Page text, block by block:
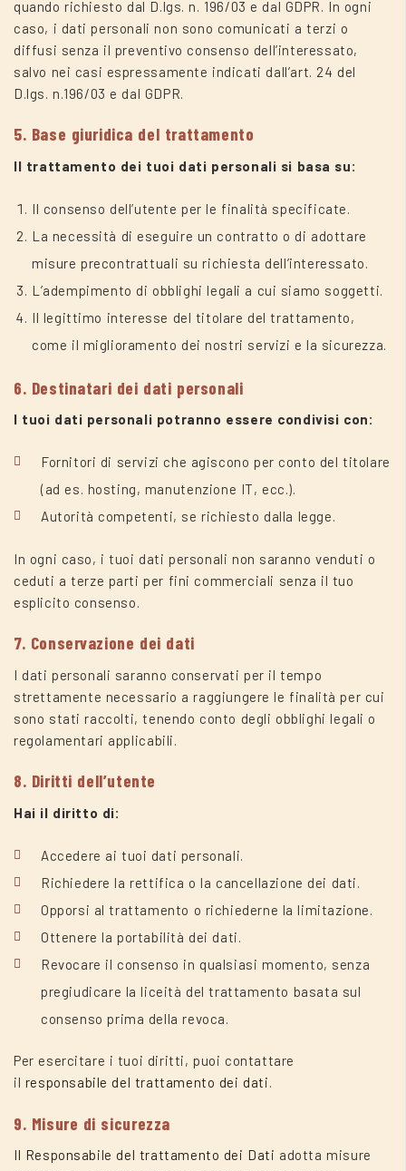
quando richiesto dal D.lgs. n. 196/03 e dal GDPR. In ogni
caso, i dati personali non sono comunicati a terzi o
diffusi senza il preventivo consenso dell’interessato,
salvo nei casi espressamente indicati dall’art. 24 del
D.lgs. n.196/03 e dal GDPR.
5. Base giuridica del trattamento
Il trattamento dei tuoi dati personali si basa su:
Il consenso dell’utente per le finalità specificate.
La necessità di eseguire un contratto o di adottare
misure precontrattuali su richiesta dell’interessato.
L’adempimento di obblighi legali a cui siamo soggetti.
Il legittimo interesse del titolare del trattamento,
come il miglioramento dei nostri servizi e la sicurezza.
6. Destinatari dei dati personali
I tuoi dati personali potranno essere condivisi con:
Fornitori di servizi che agiscono per conto del titolare
(ad es. hosting, manutenzione IT, ecc.).
Autorità competenti, se richiesto dalla legge.
In ogni caso, i tuoi dati personali non saranno venduti o
ceduti a terze parti per fini commerciali senza il tuo
esplicito consenso.
7. Conservazione dei dati
I dati personali saranno conservati per il tempo
strettamente necessario a raggiungere le finalità per cui
sono stati raccolti, tenendo conto degli obblighi legali o
regolamentari applicabili.
8. Diritti dell’utente
Hai il diritto di:
Accedere ai tuoi dati personali.
Richiedere la rettifica o la cancellazione dei dati.
Opporsi al trattamento o richiederne la limitazione.
Ottenere la portabilità dei dati.
Revocare il consenso in qualsiasi momento, senza
pregiudicare la liceità del trattamento basata sul
consenso prima della revoca.
Per esercitare i tuoi diritti, puoi contattare
il responsabile del trattamento dei dati.
9. Misure di sicurezza
Il Responsabile del trattamento dei Dati adotta misure